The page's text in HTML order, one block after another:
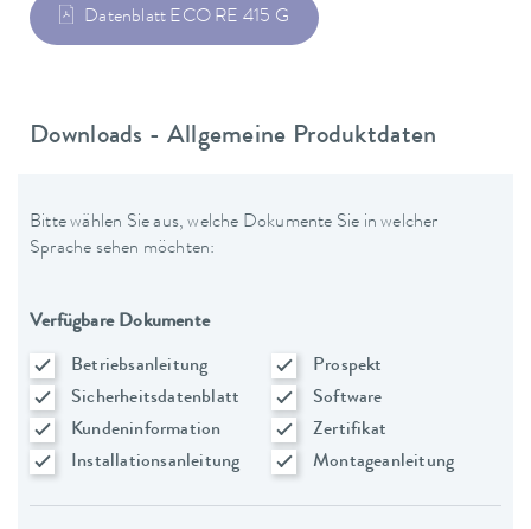
Datenblatt ECO RE 415 G
Downloads - Allgemeine Produktdaten
Bitte wählen Sie aus, welche Dokumente Sie in welcher
Sprache sehen möchten:
Verfügbare Dokumente
Betriebsanleitung
Prospekt
Sicherheitsdatenblatt
Software
Kundeninformation
Zertifikat
Installationsanleitung
Montageanleitung